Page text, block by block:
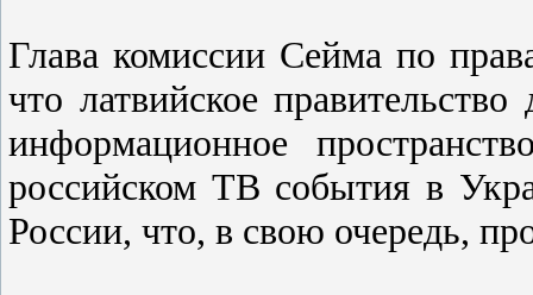
Глава комиссии Сейма по
что латвийское
информационное
российском ТВ события в
России, что, в свою очередь,